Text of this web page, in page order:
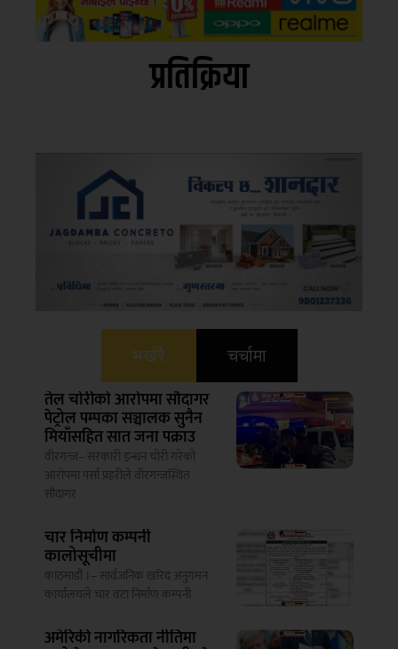
प्रतिक्रिया
भर्खरै चर्चामा
तेल चोरीको आरोपमा सौदागर
पेट्रोल पम्पका सञ्चालक सुनैन
मियाँसहित सात जना पक्राउ
वीरगन्ज– सरकारी इन्धन चोरी गरेको
आरोपमा पर्सा प्रहरीले वीरगन्जस्थित
सौदागर
चार निर्माण कम्पनी
कालोसूचीमा
काठमाडौं ।– सार्वजनिक खरिद अनुगमन
कार्यालयले चार वटा निर्माण कम्पनी
अमेरिकी नागरिकता नीतिमा